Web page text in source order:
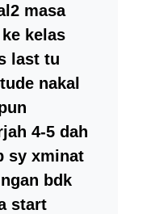
masa
kelas
last tu
nakal
4-5 dah
sy xminat
bdk
start